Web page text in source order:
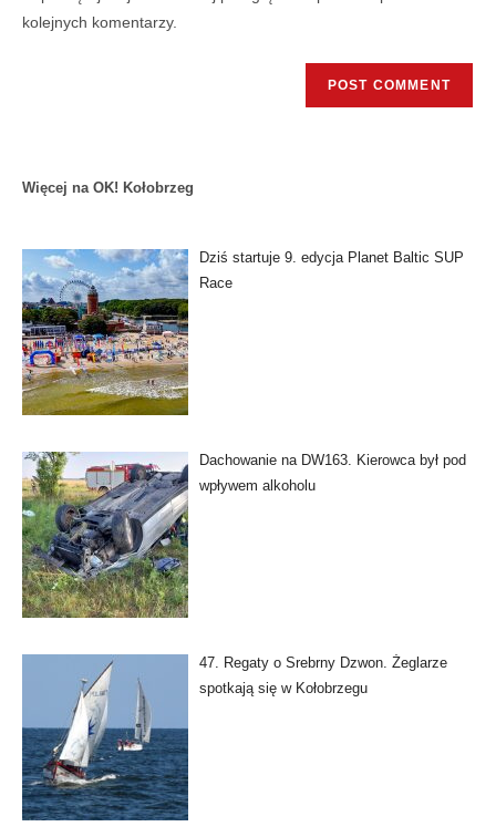
kolejnych komentarzy.
Więcej na OK! Kołobrzeg
Dziś startuje 9. edycja Planet Baltic SUP
Race
Dachowanie na DW163. Kierowca był pod
wpływem alkoholu
47. Regaty o Srebrny Dzwon. Żeglarze
spotkają się w Kołobrzegu